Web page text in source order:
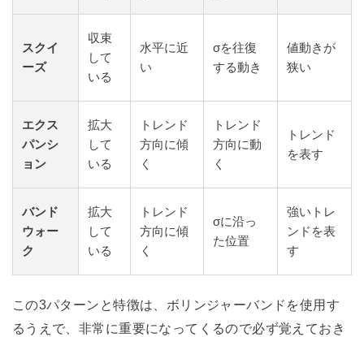
スクイ
ーズ
収束
して
いる
水平に近
い
σを往復
する動き
値動きが
狭い
エクス
パンシ
ョン
拡大
して
いる
トレンド
方向に傾
く
トレンド
方向に動
く
トレンド
を表す
バンド
ウォー
ク
拡大
して
いる
トレンド
方向に傾
く
σに沿っ
た位置
強いトレ
ンドを表
す
この3パターンと特徴は、ボリンジャーバンドを使用す
るうえで、非常に重要になってくるので必ず覚えておき